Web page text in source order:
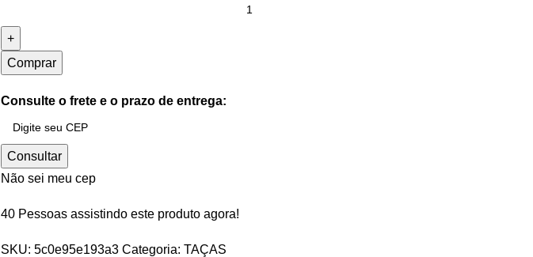
Comprar
Consulte o frete e o prazo de entrega:
Consultar
Não sei meu cep
40 Pessoas assistindo este produto agora!
SKU: 5c0e95e193a3 Categoria: TAÇAS